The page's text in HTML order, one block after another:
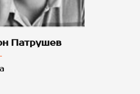
Патрушев